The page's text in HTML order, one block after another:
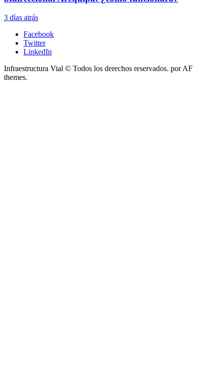
3 días atrás
Facebook
Twitter
LinkedIn
Infraestructura Vial © Todos los derechos reservados. por AF
themes.